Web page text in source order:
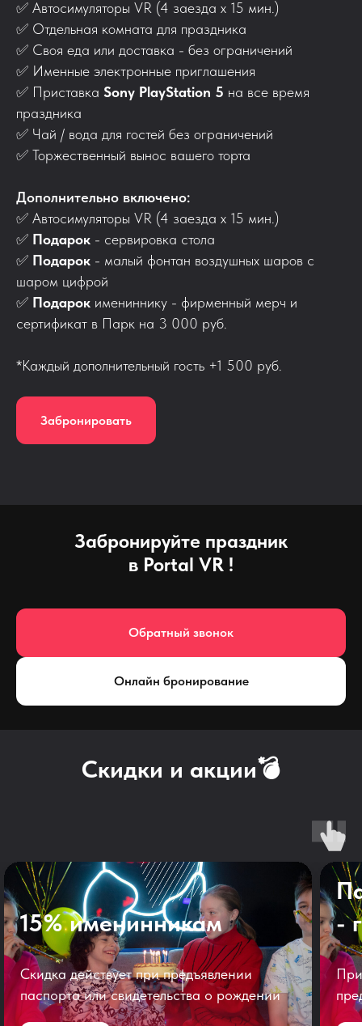
✅ Автосимуляторы VR (4 заезда х 15 мин.)
✅ Отдельная комната для праздника
✅ Своя еда или доставка - без ограничений
✅ Именные электронные приглашения
✅ Приставка Sony PlayStation 5 на все время
праздника
✅ Чай / вода для гостей без ограничений
✅ Торжественный вынос вашего торта
Дополнительно включено:
✅ Автосимуляторы VR (4 заезда х 15 мин.)
✅ Подарок - сервировка стола
✅ Подарок - малый фонтан воздушных шаров с
шаром цифрой
✅ Подарок имениннику - фирменный мерч и
сертификат в Парк на 3 000 руб.
*Каждый дополнительный гость +1 500 руб.
Забронировать
Забронируйте праздник
в Portal VR !
Обратный звонок
Онлайн бронирование
Скидки и акции💣
15% именинникам
Скидка действует при предъявлении
паспорта или свидетельства о рождении
-